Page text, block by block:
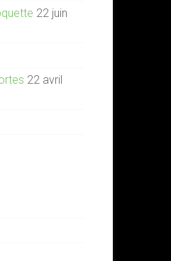
22 juin
22 avril